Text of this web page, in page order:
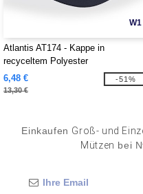
W1
Atlantis AT174 - Kappe in
recyceltem Polyester
6,48 €
13,30 €
-51%
Einkaufen Groß- und
Mützen bei